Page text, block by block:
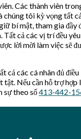
Các thành viên
chúng tôi kỳ vọng tất
bí mật, tham gia đầy
cả các vị trí đều
lời mời làm việc sẽ
các cá nhân đủ
Nếu cần hỗ trợ hợp
sự theo số413-442-